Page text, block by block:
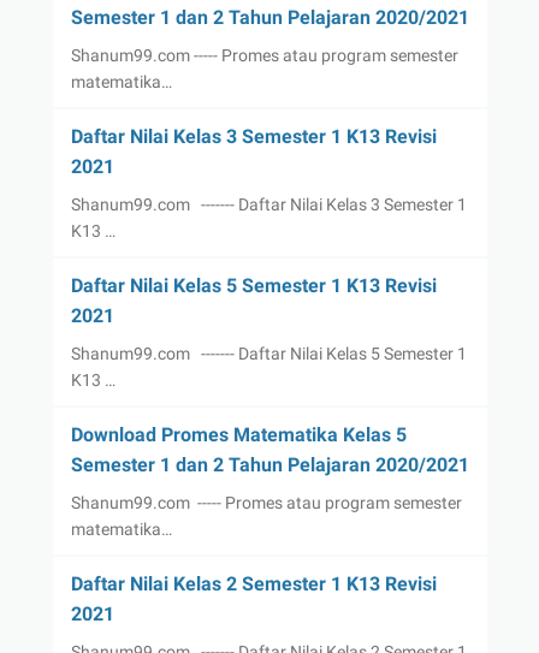
Semester 1 dan 2 Tahun Pelajaran 2020/2021
Shanum99.com ----- Promes atau program semester
matematika…
Daftar Nilai Kelas 3 Semester 1 K13 Revisi
2021
Shanum99.com ------- Daftar Nilai Kelas 3 Semester 1
K13 …
Daftar Nilai Kelas 5 Semester 1 K13 Revisi
2021
Shanum99.com ------- Daftar Nilai Kelas 5 Semester 1
K13 …
Download Promes Matematika Kelas 5
Semester 1 dan 2 Tahun Pelajaran 2020/2021
Shanum99.com ----- Promes atau program semester
matematika…
Daftar Nilai Kelas 2 Semester 1 K13 Revisi
2021